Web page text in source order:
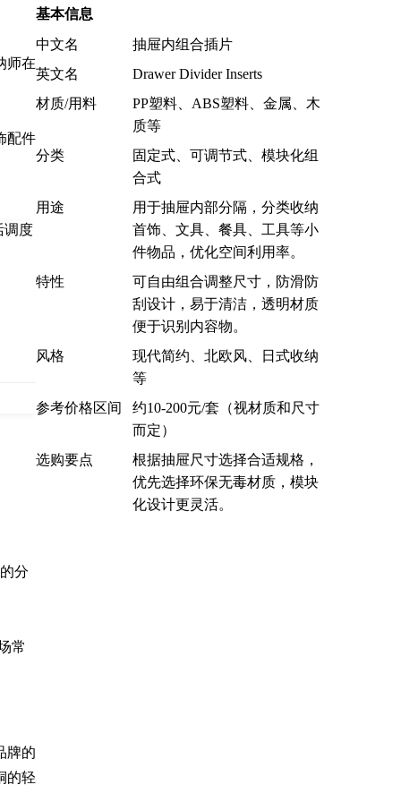
师在
配件
分
常
牌的
的轻
基本信息
中文名
抽屉内组合插片
英文名
Drawer Divider Inserts
材质/用料
PP塑料、ABS塑料、金属、木
质等
分类
固定式、可调节式、模块化组
合式
用途
用于抽屉内部分隔，分类收纳
首饰、文具、餐具、工具等小
件物品，优化空间利用率。
特性
可自由组合调整尺寸，防滑防
刮设计，易于清洁，透明材质
便于识别内容物。
风格
现代简约、北欧风、日式收纳
等
参考价格区间
约10-200元/套（视材质和尺寸
而定）
选购要点
根据抽屉尺寸选择合适规格，
优先选择环保无毒材质，模块
化设计更灵活。